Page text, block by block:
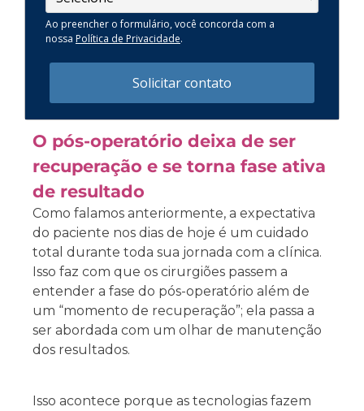
Ao preencher o formulário, você concorda com a
nossa Política de Privacidade.
Solicitar contato
O pós-operatório deixa de ser
recuperação e se torna fase ativa
de resultado
Como falamos anteriormente, a expectativa
do paciente nos dias de hoje é um cuidado
total durante toda sua jornada com a clínica.
Isso faz com que os cirurgiões passem a
entender a fase do pós-operatório além de
um “momento de recuperação”; ela passa a
ser abordada com um olhar de manutenção
dos resultados.
Isso acontece porque as tecnologias fazem